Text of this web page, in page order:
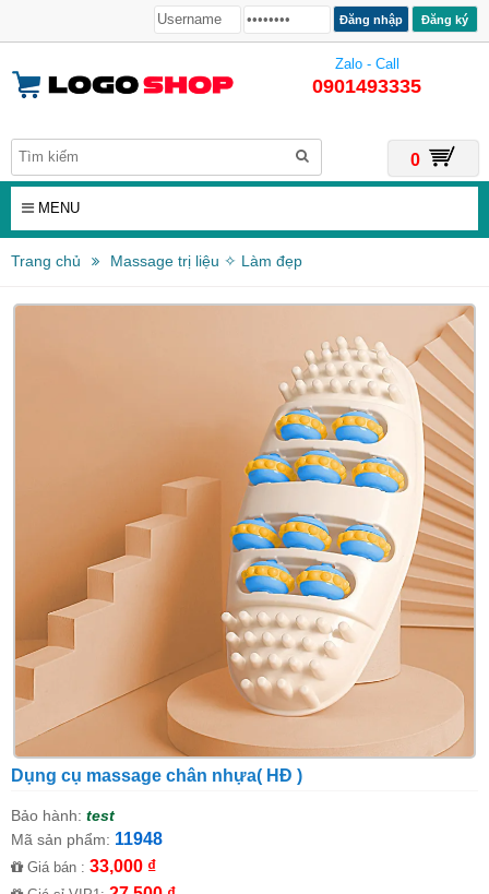
Đăng ký
Zalo - Call
0901493335
0
MENU
Trang chủ Massage trị liệu ✧ Làm đẹp
Dụng cụ massage chân nhựa( HĐ )
Bảo hành: test
Mã sản phẩm: 11948
Giá bán : 33,000 ₫